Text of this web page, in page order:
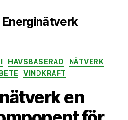
Energinätverk
Kategorier
HAVSBASERAD
NÄTVERK
VINDKRAFT
en